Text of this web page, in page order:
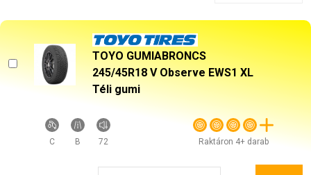
TOYO GUMIABRONCS
245/45R18 V Observe EWS1 XL
Téli gumi
C B 72 Raktáron 4+ darab